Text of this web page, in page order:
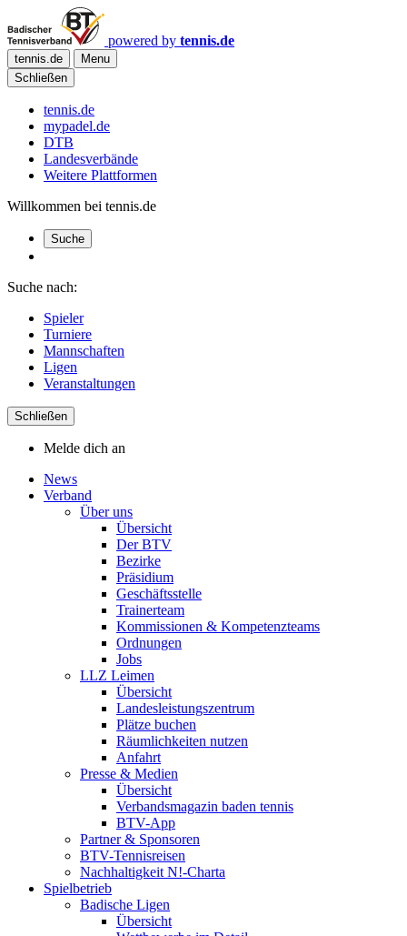
powered by tennis.de
tennis.de
Menu
Schließen
tennis.de
mypadel.de
DTB
Landesverbände
Weitere Plattformen
Willkommen bei tennis.de
Suche
Suche nach:
Spieler
Turniere
Mannschaften
Ligen
Veranstaltungen
Schließen
Melde dich an
News
Verband
Über uns
Übersicht
Der BTV
Bezirke
Präsidium
Geschäftsstelle
Trainerteam
Kommissionen & Kompetenzteams
Ordnungen
Jobs
LLZ Leimen
Übersicht
Landesleistungszentrum
Plätze buchen
Räumlichkeiten nutzen
Anfahrt
Presse & Medien
Übersicht
Verbandsmagazin baden tennis
BTV-App
Partner & Sponsoren
BTV-Tennisreisen
Nachhaltigkeit N!-Charta
Spielbetrieb
Badische Ligen
Übersicht